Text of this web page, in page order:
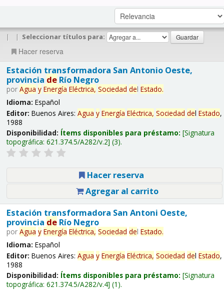
| | Seleccionar títulos para:
Hacer reserva
Estación transformadora San Antonio Oeste,
provincia deRío Negro
por Agua y Energía Eléctrica, Sociedad del Estado.
Idioma: Español
Editor: Buenos Aires: Agua y Energía Eléctrica, Sociedad del Estado,
1988
Disponibilidad: Ítems disponibles para préstamo: Signatura
topográfica: 621.374.5/A282/v.2 (3).
Hacer reserva
Agregar al carrito
Estación transformadora San Antoni Oeste,
provincia deRío Negro
por Agua y Energía Eléctrica, Sociedad del Estado.
Idioma: Español
Editor: Buenos Aires: Agua y Energía Eléctrica, Sociedad del Estado,
1988
Disponibilidad: Ítems disponibles para préstamo: Signatura
topográfica: 621.374.5/A282/v.4 (1).